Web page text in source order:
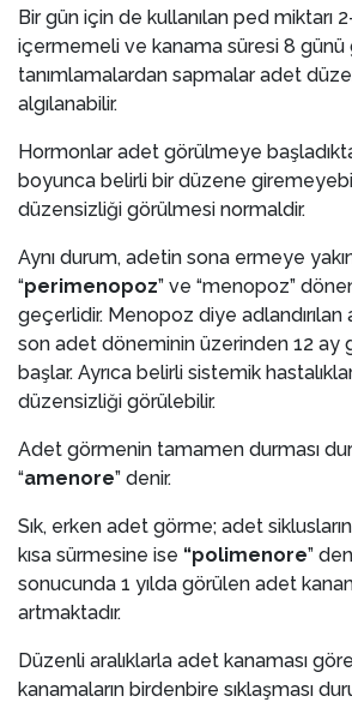
Bir gün için de kullanılan ped miktarı
içermemeli ve kanama süresi 8
tanımlamalardan sapmalar adet
algılanabilir.
Hormonlar adet görülmeye
boyunca belirli bir düzene
düzensizliği görülmesi normaldir.
Aynı durum, adetin sona ermeye
“perimenopoz” ve “menopoz”
geçerlidir. Menopoz diye adlandırılan
son adet döneminin üzerinden 12 ay
başlar. Ayrıca belirli sistemik
düzensizliği görülebilir.
Adet görmenin tamamen durması
“amenore” denir.
Sık, erken adet görme; adet
kısa sürmesine ise “polimenore”
sonucunda 1 yılda görülen adet
artmaktadır.
Düzenli aralıklarla adet kanaması
kanamaların birdenbire sıklaşması